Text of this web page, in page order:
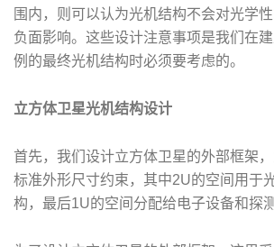
围内，则可以认为光机结构不会对光学
负面影响。这些设计注意事项是我们在
例的最终光机结构时必须要考虑的。
立方体卫星光机结构设计
首先，我们设计立方体卫星的外部框架
标准外形尺寸约束，其中2U的空间用于
构，最后1U的空间分配给电子设备和探测